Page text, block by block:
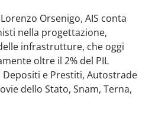
Orsenigo, AIS conta
nella progettazione,
infrastrutture, che oggi
oltre il 2% del PIL
Depositi e Prestiti, Autostrade
dello Stato, Snam, Terna,